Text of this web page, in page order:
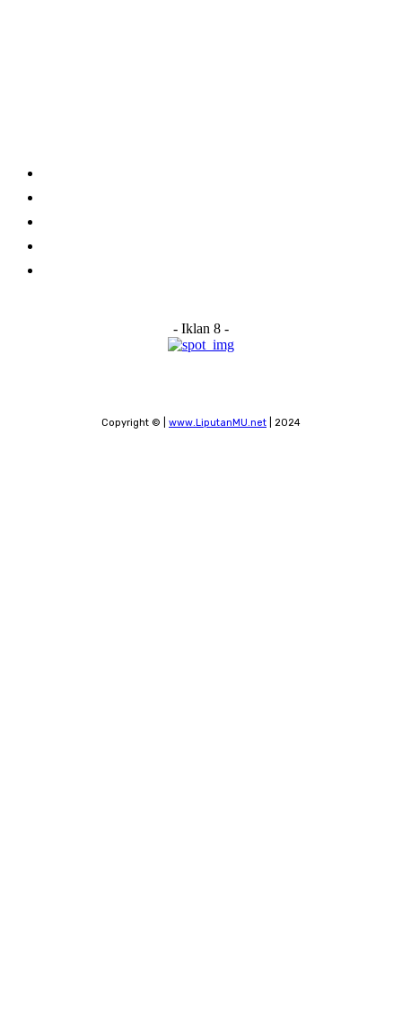
- Iklan 8 -
Copyright © | www.LiputanMU.net | 2024